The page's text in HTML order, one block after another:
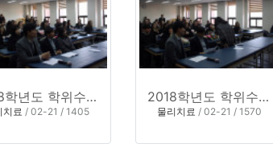
2018학년도 학위수여식 2
치료 / 02-21 / 1405
2018학년도 학위수여식
물리치료 / 02-21 / 1570